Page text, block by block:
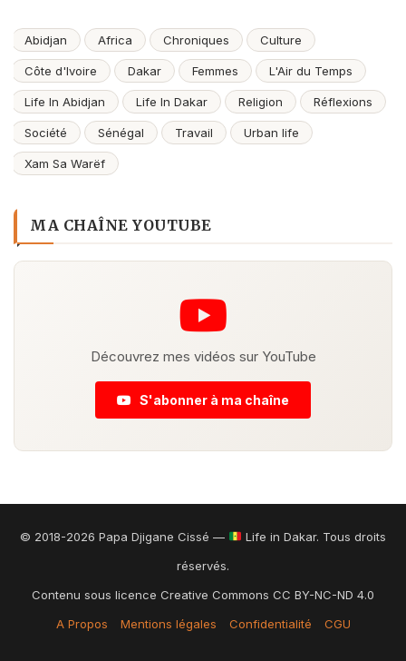
Abidjan Africa Chroniques Culture
Côte d'Ivoire Dakar Femmes L'Air du Temps
Life In Abidjan Life In Dakar Religion Réflexions
Société Sénégal Travail Urban life
Xam Sa Warëf
MA CHAÎNE YOUTUBE
Découvrez mes vidéos sur YouTube
S'abonner à ma chaîne
© 2018-2026 Papa Djigane Cissé —
Life in Dakar. Tous droits
réservés.
Contenu sous licence Creative Commons CC BY-NC-ND 4.0
A Propos
Mentions légales Confidentialité CGU